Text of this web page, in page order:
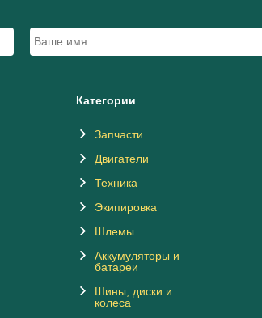
Категории
Запчасти
Двигатели
Техника
Экипировка
Шлемы
Аккумуляторы и
батареи
Шины, диски и
колеса